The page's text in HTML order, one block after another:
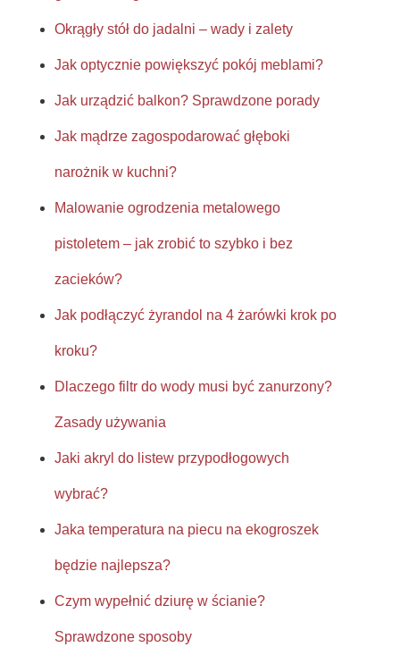
Okrągły stół do jadalni – wady i zalety
Jak optycznie powiększyć pokój meblami?
Jak urządzić balkon? Sprawdzone porady
Jak mądrze zagospodarować głęboki
narożnik w kuchni?
Malowanie ogrodzenia metalowego
pistoletem – jak zrobić to szybko i bez
zacieków?
Jak podłączyć żyrandol na 4 żarówki krok po
kroku?
Dlaczego filtr do wody musi być zanurzony?
Zasady używania
Jaki akryl do listew przypodłogowych
wybrać?
Jaka temperatura na piecu na ekogroszek
będzie najlepsza?
Czym wypełnić dziurę w ścianie?
Sprawdzone sposoby